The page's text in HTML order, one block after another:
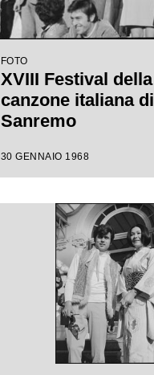
FOTO
XVIII Festival della
canzone italiana di
Sanremo
30 GENNAIO 1968